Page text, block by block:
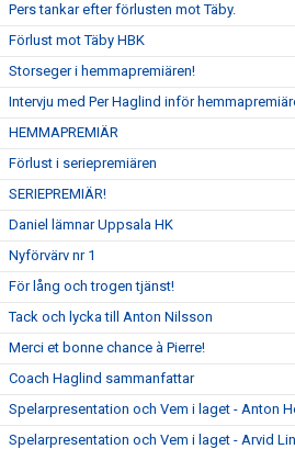
Pers tankar efter förlusten mot Täby.
Förlust mot Täby HBK
Storseger i hemmapremiären!
Intervju med Per Haglind inför
HEMMAPREMIÄR
Förlust i seriepremiären
SERIEPREMIÄR!
Daniel lämnar Uppsala HK
Nyförvärv nr 1
För lång och trogen tjänst!
Tack och lycka till Anton Nilsson
Merci et bonne chance à Pierre!
Coach Haglind sammanfattar
Spelarpresentation och Vem i laget - Anton
Spelarpresentation och Vem i laget - Arvid